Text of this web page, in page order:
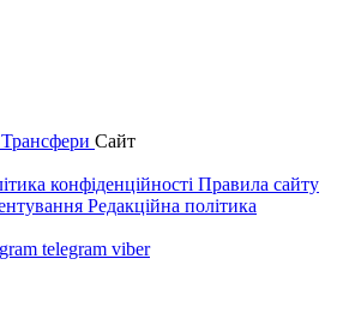
Трансфери Сайт
конфіденційності Правила сайту
Редакційна політика
telegram viber